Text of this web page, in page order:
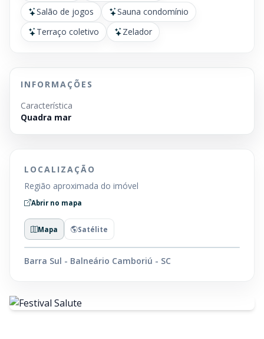
Salão de jogos
Sauna condomínio
Terraço coletivo
Zelador
INFORMAÇÕES
Característica
Quadra mar
LOCALIZAÇÃO
Região aproximada do imóvel
Abrir no mapa
Mapa Satélite
Barra Sul - Balneário Camboriú - SC